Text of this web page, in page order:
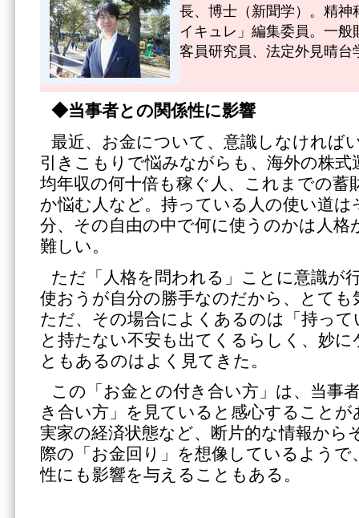
長、博士（新聞学）。精
イキュレ」編集委員。一
客員研究員、法定外見晴台
◆当事者との関係性に影響
最近、お金について、意識しなければ
引きこもりで悩みながらも、海外の株式
均年収の何十倍も稼ぐ人、これまでの蓄
か悩む人など。持っている人の使い道
分、その自由の中で何に使うのかは人格
難しい。
ただ「人格を問われる」ことに意識が
使おうが自分の勝手なのだから、とて
ただ、その場合によくあるのは「持っ
と持たない不安も出てくるらしく、妙
ともあるのはよく見てきた。
この「お金との付き合い方」は、当事
き合い方」を見ていると感心すること
実家の経済状態など、断片的な情報から
際の「お金回り」を想像しているようで
性にも影響を与えることもある。